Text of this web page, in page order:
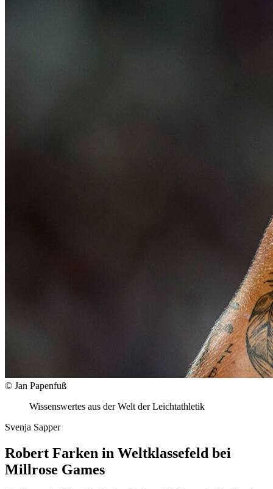
© Jan Papenfuß
Wissenswertes aus der Welt der Leichtathletik
Svenja Sapper
Robert Farken in Weltklassefeld bei
Millrose Games